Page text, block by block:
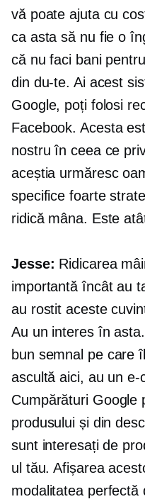
vă poate ajuta cu
ca asta să nu fie o
că nu faci bani
din du-te. Ai acest
Google, poți folosi
Facebook. Acesta
nostru în ceea ce
aceștia urmăresc
specifice foarte
ridică mâna. Este
Jesse: Ridicarea
importantă încât au
au rostit aceste
Au un interes în
bun semnal pe care
ascultă aici, au un e-
Cumpărături Google
produsului și din
sunt interesați de
ul tău. Afișarea
modalitatea perfectă